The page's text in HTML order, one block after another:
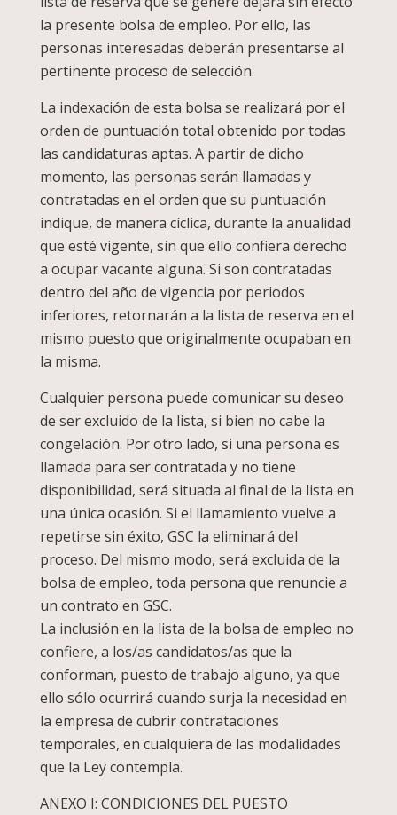
la presente bolsa de empleo. Por ello, las
personas interesadas deberán presentarse al
pertinente proceso de selección.
La indexación de esta bolsa se realizará por el
orden de puntuación total obtenido por todas
las candidaturas aptas. A partir de dicho
momento, las personas serán llamadas y
contratadas en el orden que su puntuación
indique, de manera cíclica, durante la anualidad
que esté vigente, sin que ello confiera derecho
a ocupar vacante alguna. Si son contratadas
dentro del año de vigencia por periodos
inferiores, retornarán a la lista de reserva en el
mismo puesto que originalmente ocupaban en
la misma.
Cualquier persona puede comunicar su deseo
de ser excluido de la lista, si bien no cabe la
congelación. Por otro lado, si una persona es
llamada para ser contratada y no tiene
disponibilidad, será situada al final de la lista en
una única ocasión. Si el llamamiento vuelve a
repetirse sin éxito, GSC la eliminará del
proceso. Del mismo modo, será excluida de la
bolsa de empleo, toda persona que renuncie a
un contrato en GSC.
La inclusión en la lista de la bolsa de empleo no
confiere, a los/as candidatos/as que la
conforman, puesto de trabajo alguno, ya que
ello sólo ocurrirá cuando surja la necesidad en
la empresa de cubrir contrataciones
temporales, en cualquiera de las modalidades
que la Ley contempla.
ANEXO I: CONDICIONES DEL PUESTO